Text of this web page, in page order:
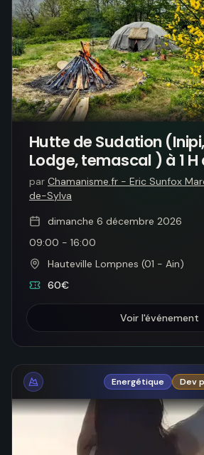
Hutte de Sudation
Lodge, temascal ) à 1 H
par Chamanisme.fr - Eric Sunfox
de-Sylva
dimanche 6 décembre 2026
09:00 - 16:00
Hauteville Lompnes (01 - Ain)
60€
Voir l'événement
Energétique Dev